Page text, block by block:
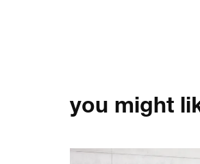
you might